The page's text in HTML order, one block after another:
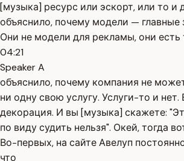
[музыка] ресурс или эскорт, или то и
объяснило, почему модели — главные
Они не модели для рекламы, они есть
04:21
Speaker A
объяснило, почему компания не
ни одну свою услугу. Услуги-то и нет.
декорация. И вы [музыка] скажете:
по виду судить нельзя". Окей, тогда
Во-первых, на сайте Авелуп
что